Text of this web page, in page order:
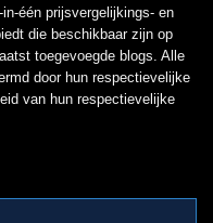
één prijsvergelijkings- en
die beschikbaar zijn op
toegevoegde blogs. Alle
door hun respectievelijke
van hun respectievelijke